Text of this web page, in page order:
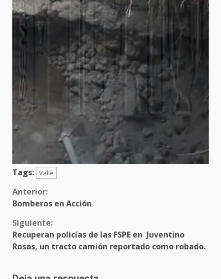
Tags: Valle
Sigue
Anterior:
Bomberos en Acción
Siguiente:
Recuperan policías de las FSPE en Juventino
Rosas, un tracto camión reportado como robado.